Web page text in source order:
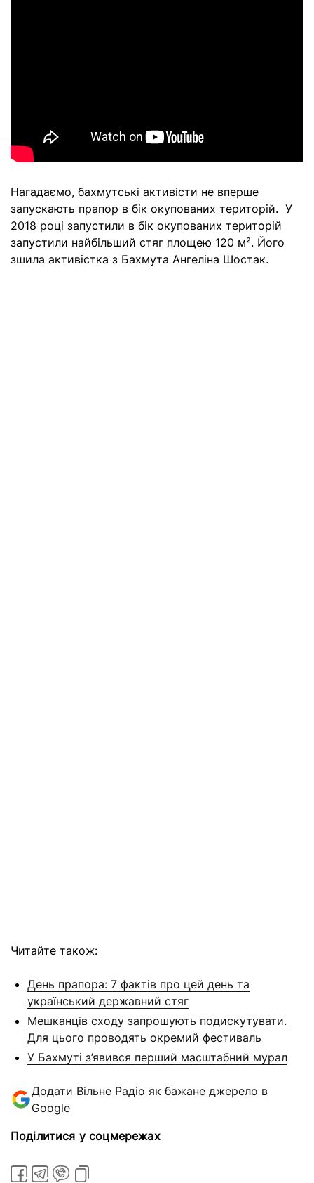
Нагадаємо, бахмутські активісти не вперше
запускають прапор в бік окупованих територій. У
2018 році запустили в бік окупованих територій
запустили найбільший стяг площею 120 м². Його
зшила активістка з Бахмута Ангеліна Шостак.
Читайте також:
День прапора: 7 фактів про цей день та
український державний стяг
Мешканців сходу запрошують подискутувати.
Для цього проводять окремий фестиваль
У Бахмуті з’явився перший масштабний мурал
Додати Вільне Радіо як бажане джерело в
Google
Поділитися у соцмережах